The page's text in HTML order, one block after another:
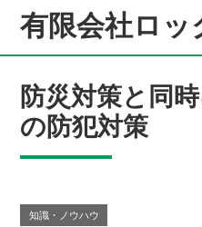
有限会社ロッ
防災対策と同
の防犯対策
知識・ノウハウ